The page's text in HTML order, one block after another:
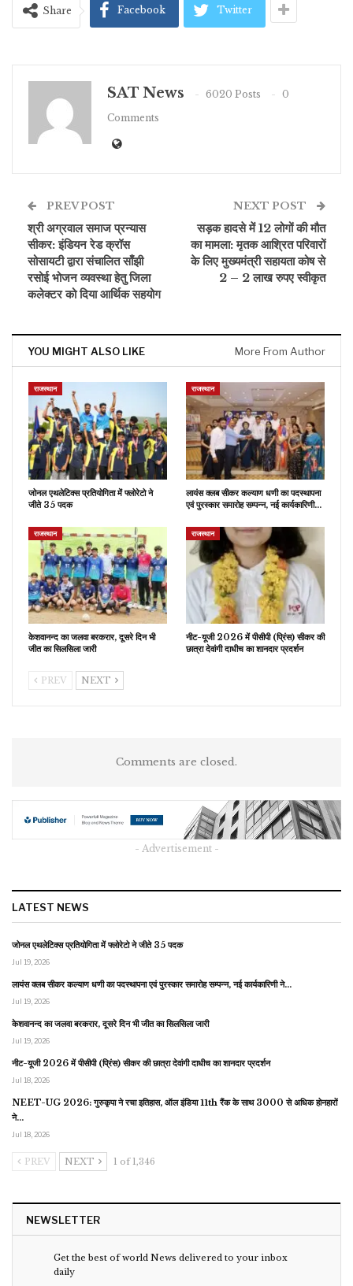
Share Facebook Twitter
SAT News 6020 Posts
0
Comments
PREV POST
श्री अग्रवाल समाज प्रन्यास
सीकर: इंडियन रेड क्रॉस
सोसायटी द्वारा संचालित साँझी
रसोई भोजन व्यवस्था हेतु जिला
कलेक्टर को दिया आर्थिक सहयोग
NEXT POST
सड़क हादसे में 12 लोगों की मौत
का मामला: मृतक आश्रित परिवारों
के लिए मुख्यमंत्री सहायता कोष से
2 – 2 लाख रुपए स्वीकृत
YOU MIGHT ALSO LIKE More From Author
राजस्थान
जोनल एथलेटिक्स प्रतियोगिता में फ्लोरेटो ने
जीते 35 पदक
राजस्थान
लायंस क्लब सीकर कल्याण धणी का पदस्थापना
एवं पुरस्कार समारोह सम्पन्न, नई कार्यकारिणी…
राजस्थान
केशवानन्द का जलवा बरकरार, दूसरे दिन भी
जीत का सिलसिला जारी
राजस्थान
नीट-यूजी 2026 में पीसीपी (प्रिंस) सीकर की
छात्रा देवांगी दाधीच का शानदार प्रदर्शन
PREV NEXT
Comments are closed.
- Advertisement -
LATEST NEWS
जोनल एथलेटिक्स प्रतियोगिता में फ्लोरेटो ने जीते 35 पदक
Jul 19, 2026
लायंस क्लब सीकर कल्याण धणी का पदस्थापना एवं पुरस्कार समारोह सम्पन्न, नई कार्यकारिणी ने…
Jul 19, 2026
केशवानन्द का जलवा बरकरार, दूसरे दिन भी जीत का सिलसिला जारी
Jul 19, 2026
नीट-यूजी 2026 में पीसीपी (प्रिंस) सीकर की छात्रा देवांगी दाधीच का शानदार प्रदर्शन
Jul 18, 2026
NEET-UG 2026: गुरुकृपा ने रचा इतिहास, ऑल इंडिया 11th रैंक के साथ 3000 से अधिक होनहारों
ने…
Jul 18, 2026
PREV NEXT 1 of 1,346
NEWSLETTER
Get the best of world News delivered to your inbox
daily